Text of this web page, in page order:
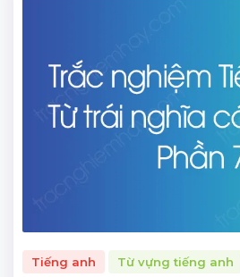
Tiếng anh Từ vựng tiếng anh